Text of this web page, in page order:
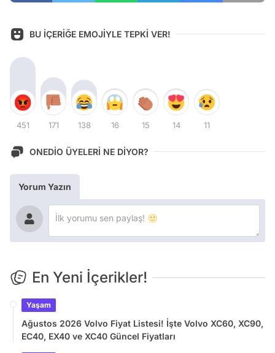
BU İÇERİĞE EMOJİYLE TEPKİ VER!
451 171 138 16 15 14 11
ONEDİO ÜYELERİ NE DİYOR?
Yorum Yazın
En Yeni İçerikler!
Yaşam
Ağustos 2026 Volvo Fiyat Listesi! İşte Volvo XC60, XC90,
EC40, EX40 ve XC40 Güncel Fiyatları